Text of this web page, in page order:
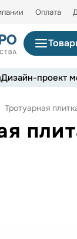
Оплата
Дизайн-проект
Тротуарная